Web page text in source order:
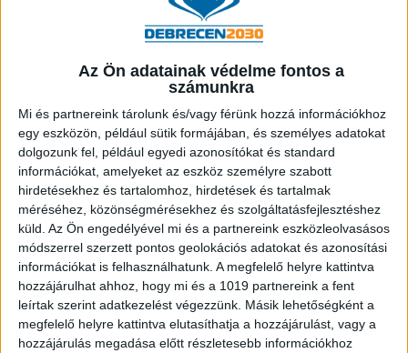
Az Ön adatainak védelme fontos a
számunkra
Mi és partnereink tárolunk és/vagy férünk hozzá információkhoz
egy eszközön, például sütik formájában, és személyes adatokat
dolgozunk fel, például egyedi azonosítókat és standard
információkat, amelyeket az eszköz személyre szabott
hirdetésekhez és tartalomhoz, hirdetések és tartalmak
méréséhez, közönségmérésekhez és szolgáltatásfejlesztéshez
küld. Az Ön engedélyével mi és a partnereink eszközleolvasásos
módszerrel szerzett pontos geolokációs adatokat és azonosítási
információkat is felhasználhatunk. A megfelelő helyre kattintva
hozzájárulhat ahhoz, hogy mi és a 1019 partnereink a fent
leírtak szerint adatkezelést végezzünk. Másik lehetőségként a
megfelelő helyre kattintva elutasíthatja a hozzájárulást, vagy a
hozzájárulás megadása előtt részletesebb információkhoz
ÚJ UTAT ÉPÍTENEK DEBRECENI DÉLI
VÁROSRÉSZÉBEN
2025.03.07